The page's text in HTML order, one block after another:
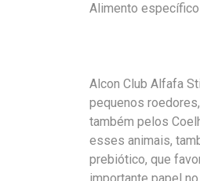
Alimento
Alcon Club Alfafa
pequenos
também pelos
esses animais,
prebiótico, que